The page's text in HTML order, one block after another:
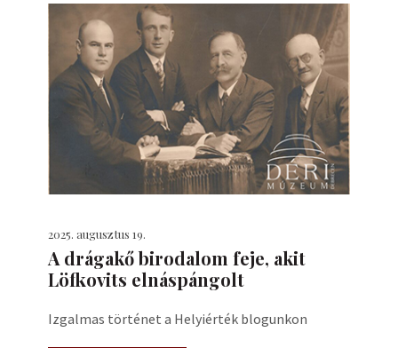
2025. augusztus 19.
A drágakő birodalom feje, akit
Löfkovits elnáspángolt
Izgalmas történet a Helyiérték blogunkon